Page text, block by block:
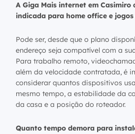
A Giga Mais internet em Casimiro
indicada para home office e jogos
Pode ser, desde que o plano
endereço seja compatível com a
Para trabalho remoto,
além da velocidade contratada, é
considerar quantos dispositivos
mesmo tempo, a estabilidade da
da casa e a posição do roteador.
Quanto tempo demora para